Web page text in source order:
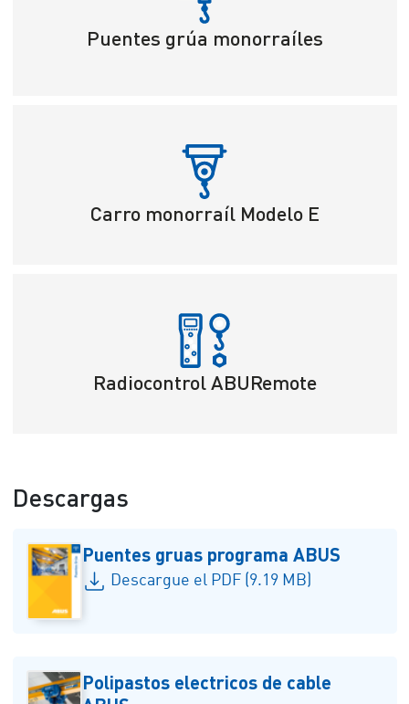
Puentes grúa monorraíles
Carro monorraíl Modelo E
Radiocontrol ABURemote
Descargas
Puentes gruas programa ABUS
Descargue el PDF (9.19 MB)
Polipastos electricos de cable